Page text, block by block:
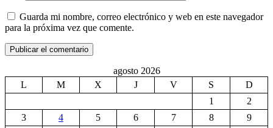
Guarda mi nombre, correo electrónico y web en este navegador
para la próxima vez que comente.
agosto 2026
L
M X J V S
D
1
2
3
4 5 6 7 8
9